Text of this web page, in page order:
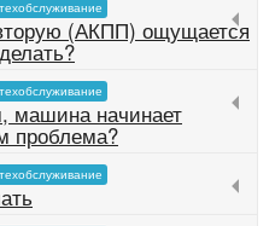
(АКПП) ощущается
машина начинает
проблема?